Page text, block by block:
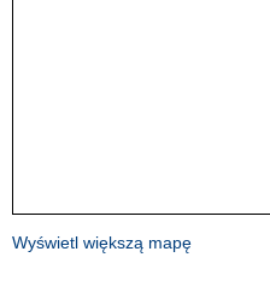
Wyświetl większą mapę